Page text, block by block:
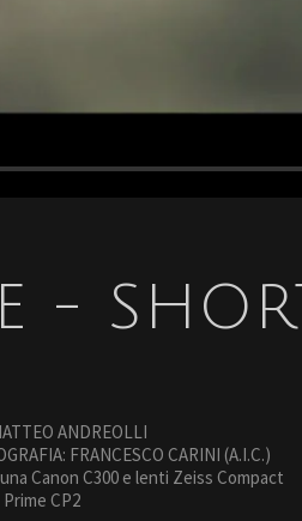
-
ANDREOLLI
FRANCESCO CARINI (A.I.C.)
Canon C300 e lenti Zeiss Compact
Prime CP2